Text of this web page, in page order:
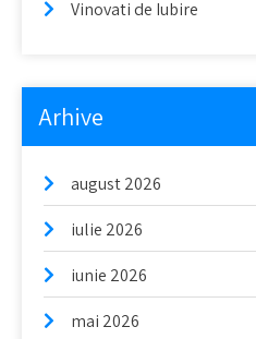
Vinovati de Iubire
Arhive
august 2026
iulie 2026
iunie 2026
mai 2026